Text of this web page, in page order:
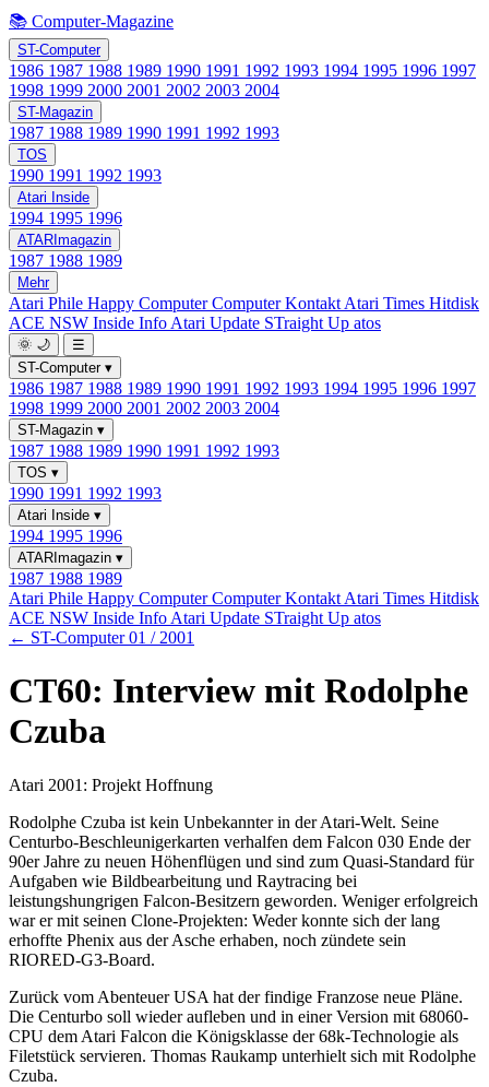
📚 Computer-Magazine
ST-Computer
1986 1987 1988 1989 1990 1991 1992 1993 1994 1995 1996 1997
1998 1999 2000 2001 2002 2003 2004
ST-Magazin
1987 1988 1989 1990 1991 1992 1993
TOS
1990 1991 1992 1993
Atari Inside
1994 1995 1996
ATARImagazin
1987 1988 1989
Mehr
Atari Phile Happy ComputerComputer Kontakt Atari Times Hitdisk
ACE NSW Inside Info Atari Update STraight Up atos
🌞 🌙
☰
ST-Computer ▾
1986 1987 1988 1989 1990 1991 1992 1993 1994 1995 1996 1997
1998 1999 2000 2001 2002 2003 2004
ST-Magazin ▾
1987 1988 1989 1990 1991 1992 1993
TOS ▾
1990 1991 1992 1993
Atari Inside ▾
1994 1995 1996
ATARImagazin ▾
1987 1988 1989
Atari Phile Happy ComputerComputer Kontakt Atari Times Hitdisk
ACE NSW Inside Info Atari Update STraight Up atos
← ST-Computer 01 / 2001
CT60: Interview mit Rodolphe
Czuba
Atari 2001: Projekt Hoffnung
Rodolphe Czuba ist kein Unbekannter in der Atari-Welt. Seine
Centurbo-Beschleunigerkarten verhalfen dem Falcon 030 Ende der
90er Jahre zu neuen Höhenflügen und sind zum Quasi-Standard für
Aufgaben wie Bildbearbeitung und Raytracing bei
leistungshungrigen Falcon-Besitzern geworden. Weniger erfolgreich
war er mit seinen Clone-Projekten: Weder konnte sich der lang
erhoffte Phenix aus der Asche erhaben, noch zündete sein
RIORED-G3-Board.
Zurück vom Abenteuer USA hat der findige Franzose neue Pläne.
Die Centurbo soll wieder aufleben und in einer Version mit 68060-
CPU dem Atari Falcon die Königsklasse der 68k-Technologie als
Filetstück servieren. Thomas Raukamp unterhielt sich mit Rodolphe
Czuba.